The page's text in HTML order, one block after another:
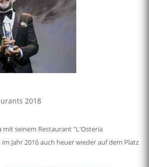
2018
mit seinem Restaurant "L'Osteria
Jahr 2016 auch heuer wieder auf dem Platz